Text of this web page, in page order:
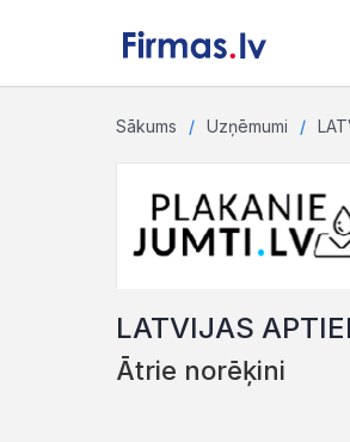
Sākums Uzņēmumi
LATVIJAS
Ātrie norēķini